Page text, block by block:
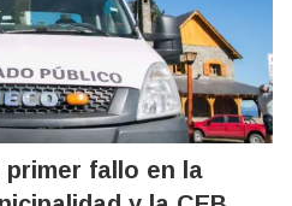
primer fallo en la